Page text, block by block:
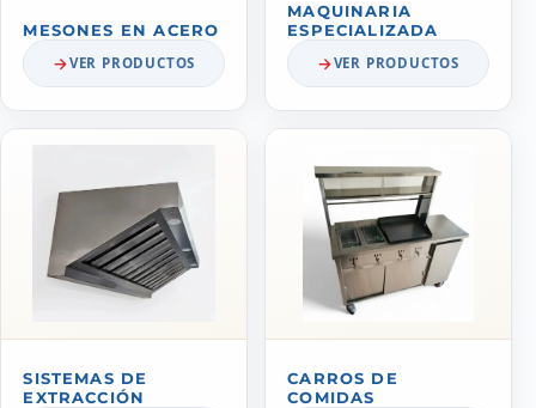
MESONES EN ACERO
VER PRODUCTOS
MAQUINARIA
ESPECIALIZADA
VER PRODUCTOS
SISTEMAS DE
EXTRACCIÓN
CARROS DE
COMIDAS